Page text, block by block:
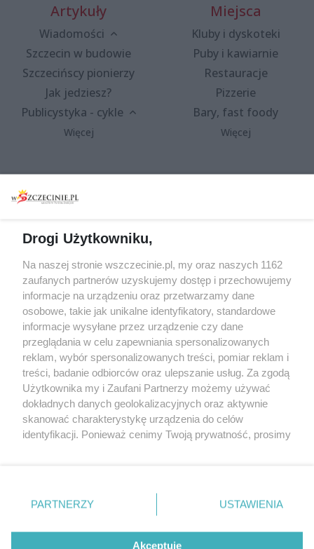
Artykuły
Wiadomości
Szczecin w budowie
Szczecińscy pionierzy
Jak jedziesz?
Publicystyka - cykle
Więcej
Miejsca
Kluby i dyskoteki
Puby i kawiarnie
Restauracje
Pizzerie
Bary, fast foody
Więcej
Wydarzenia
Warsztaty
Jarmarki, festyny, pchle
targi
Wernisaże
Więcej
Reklama
Redakcja
Specjalny koncert z okazji
20. urodzin portalu
wSzczecinie.pl
Regulamin konkursów
śniadaniówka "Hej
Szczecin! Jest piątek!"
the:protocol
Drogi Użytkowniku,
Na naszej stronie wszczecinie.pl, my oraz naszych 1162
zaufanych partnerów uzyskujemy dostęp i przechowujemy
informacje na urządzeniu oraz przetwarzamy dane
osobowe, takie jak unikalne identyfikatory, standardowe
informacje wysyłane przez urządzenie czy dane
przeglądania w celu zapewniania spersonalizowanych
reklam, wybór spersonalizowanych treści, pomiar reklam i
treści, badanie odbiorców oraz ulepszanie usług. Za zgodą
Użytkownika my i Zaufani Partnerzy możemy używać
dokładnych danych geolokalizacyjnych oraz aktywnie
skanować charakterystykę urządzenia do celów
identyfikacji. Ponieważ cenimy Twoją prywatność, prosimy
prywatności znajdujący się w lewym dolnym rogu strony
. Niektóre rodzaje przetwarzania danych nie wymagają
takiemu przetwarzaniu. Preferencje będą miały
PARTNERZY USTAWIENIA
Akceptuję